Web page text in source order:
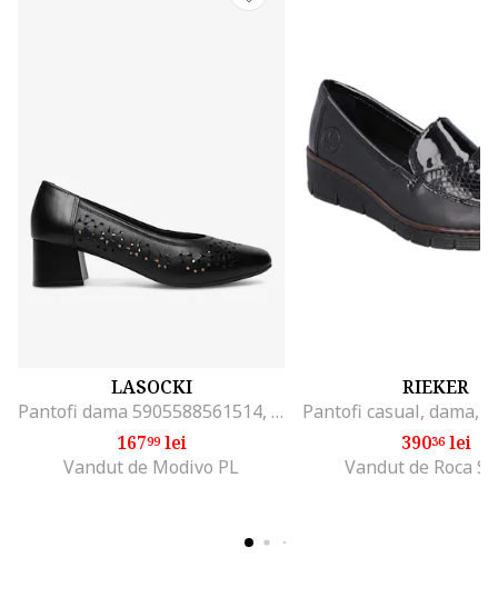
LASOCKI
Pantofi dama 5905588561514, Piele naturala, Negru, Negru
16799lei
Vandut de Modivo PL
RIEKER
39036lei
Vandut de Roca